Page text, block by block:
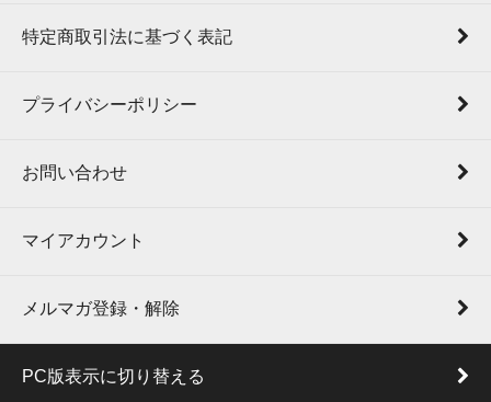
特定商取引法に基づく表記
プライバシーポリシー
お問い合わせ
マイアカウント
メルマガ登録・解除
PC版表示に切り替える